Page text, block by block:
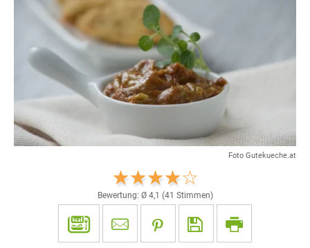
Foto Gutekueche.at
Bewertung: Ø 4,1 (41 Stimmen)